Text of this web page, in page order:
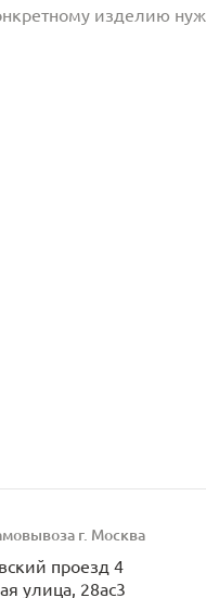
изделию
г. Москва
проезд 4
улица, 28ас3